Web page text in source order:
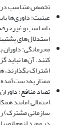
تخصص متناسب در
عینیت: داوری‌ها
نامناسب و
استدلال‌های
محرمانگی: داوران
کنند. آن‌ها نباید
اشتراک بگذارند،
ممتاز به‌دست‌آمده
تضاد منافع:
احتمالی (مانند
سازمانی مشترک)